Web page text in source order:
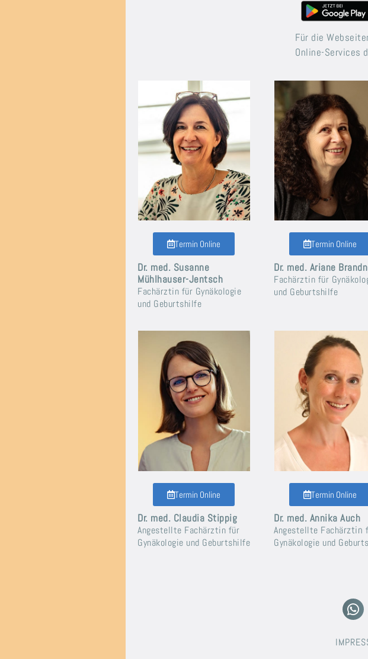
Für die
Online-Services
Termin Online
Dr. med. Susanne
Mühlhauser-Jentsch
Fachärztin für Gynäkologie
und Geburtshilfe
Termin Online
Dr. med. Ariane
Fachärztin für
und Geburtshilfe
Termin Online
Dr. med. Claudia Stippig
Angestellte Fachärztin für
Gynäkologie und Geburtshilfe
Termin Online
Dr. med. Annika Auch
Angestellte Fachärztin
Gynäkologie und